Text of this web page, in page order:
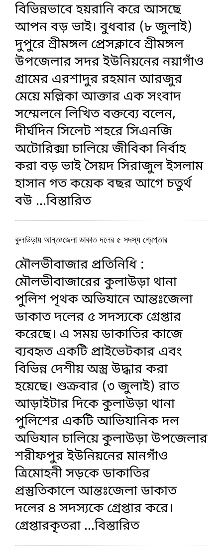
বিভিন্নভাবে হয়রানি করে আসছে
আপন বড় ভাই। বুধবার (৮ জুলাই)
দুপুরে শ্রীমঙ্গল প্রেসক্লাবে শ্রীমঙ্গল
উপজেলার সদর ইউনিয়নের নয়াগাঁও
গ্রামের এরশাদুর রহমান আরজুর
মেয়ে মল্লিকা আক্তার এক সংবাদ
সম্মেলনে লিখিত বক্তব্যে বলেন,
দীর্ঘদিন সিলেট শহরে সিএনজি
অটোরিক্সা চালিয়ে জীবিকা নির্বাহ
করা বড় ভাই সৈয়দ সিরাজুল ইসলাম
হাসান গত কয়েক বছর আগে চতুর্থ
বউ ...বিস্তারিত
কুলাউড়ায় আন্তঃজেলা ডাকাত দলের ৫ সদস্য গ্রেপ্তার
মৌলভীবাজার প্রতিনিধি :
মৌলভীবাজারের কুলাউড়া থানা
পুলিশ পৃথক অভিযানে আন্তঃজেলা
ডাকাত দলের ৫ সদস্যকে গ্রেপ্তার
করেছে। এ সময় ডাকাতির কাজে
ব্যবহৃত একটি প্রাইভেটকার এবং
বিভিন্ন দেশীয় অস্ত্র উদ্ধার করা
হয়েছে। শুক্রবার (৩ জুলাই) রাত
আড়াইটার দিকে কুলাউড়া থানা
পুলিশের একটি আভিযানিক দল
অভিযান চালিয়ে কুলাউড়া উপজেলার
শরীফপুর ইউনিয়নের মানগাঁও
ত্রিমোহনী সড়কে ডাকাতির
প্রস্তুতিকালে আন্তঃজেলা ডাকাত
দলের ৪ সদস্যকে গ্রেপ্তার করে।
গ্রেপ্তারকৃতরা ...বিস্তারিত